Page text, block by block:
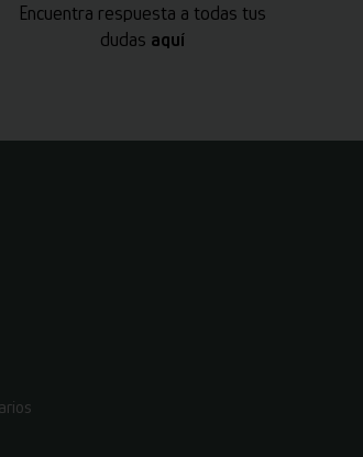
Encuentra respuesta a todas tus
dudas aquí